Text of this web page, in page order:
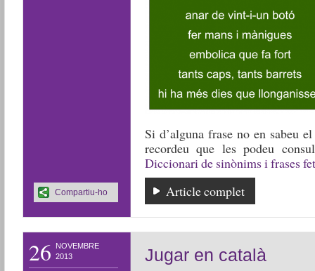
Si d’alguna frase no en sabeu
recordeu que les podeu
Diccionari de sinònims i frases
Article complet
Compartiu-ho
26
NOVEMBRE
2013
Jugar en català